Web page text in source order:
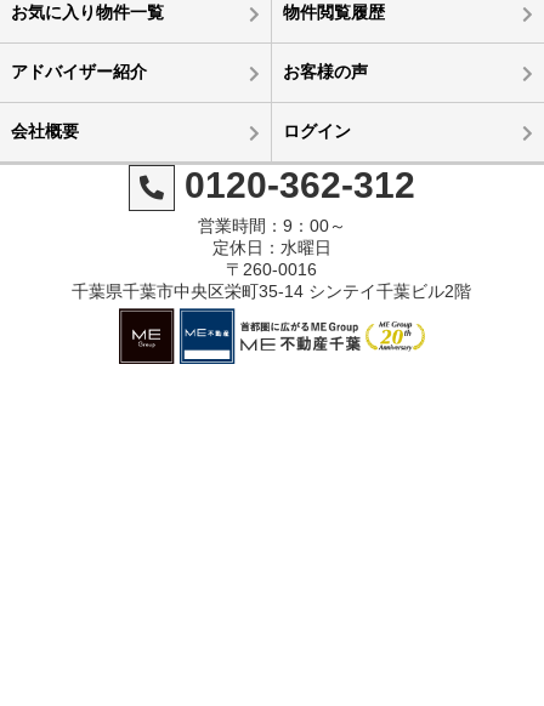
お気に入り物件一覧 物件閲覧履歴
アドバイザー紹介 お客様の声
会社概要 ログイン
0120-362-312
営業時間：9：00～
定休日：水曜日
〒260-0016
千葉県千葉市中央区栄町35-14 シンテイ千葉ビル2階